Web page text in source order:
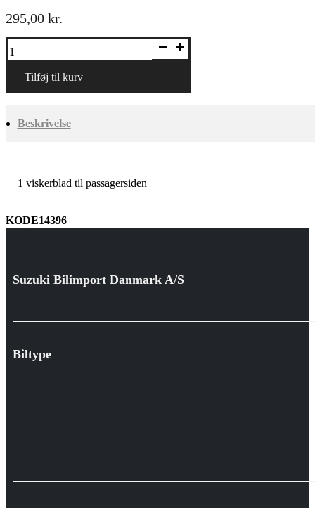
295,00 kr.
S-
forreste,
Tilføj til kurv
Beskrivelse
1 viskerblad til passagersiden
KODE14396
Suzuki Bilimport Danmark A/S
Biltype